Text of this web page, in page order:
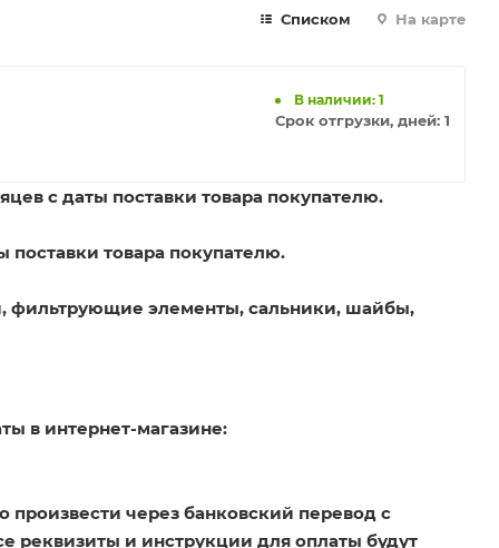
Списком На карте
В наличии: 1
Срок отгрузки, дней: 1
с даты поставки товара покупателю.
поставки товара покупателю.
фильтрующие элементы, сальники, шайбы,
в интернет-магазине:
произвести через банковский перевод с
реквизиты и инструкции для оплаты будут